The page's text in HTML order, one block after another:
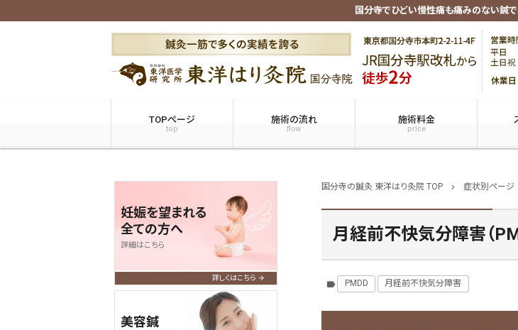
国分寺でひどい慢性痛も痛みのない鍼
TOPページ
top
施術の流れ
flow
施術料金
price
国分寺の鍼灸 東洋はり灸院 TOP chevron_right 症状別ページ
月経前不快気分障害（
label PMDD 月経前不快気分障害
妊娠を望まれる
全ての方へ
詳細はこちら
詳しくはこちら
美容鍼